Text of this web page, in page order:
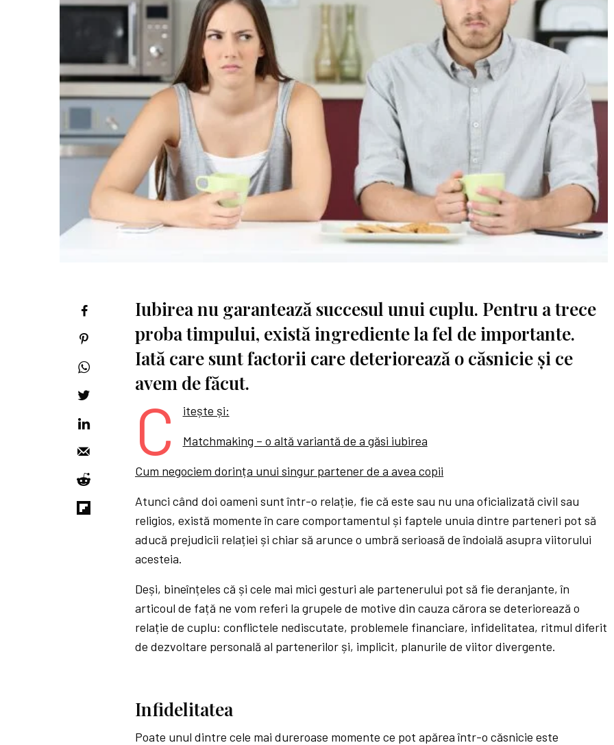
Iubirea nu garantează succesul unui cuplu. Pentru a trece
proba timpului, există ingrediente la fel de importante.
Iată care sunt factorii care deteriorează o căsnicie și ce
avem de făcut.
C
itește și:
Matchmaking – o altă variantă de a găsi iubirea
Cum negociem dorința unui singur partener de a avea copii
Atunci când doi oameni sunt într-o relație, fie că este sau nu una oficializată civil sau
religios, există momente în care comportamentul și faptele unuia dintre parteneri pot să
aducă prejudicii relației și chiar să arunce o umbră serioasă de îndoială asupra viitorului
acesteia.
Deși, bineînțeles că și cele mai mici gesturi ale partenerului pot să fie deranjante, în
articoul de față ne vom referi la grupele de motive din cauza cărora se deteriorează o
relație de cuplu: conflictele nediscutate, problemele financiare, infidelitatea, ritmul diferit
de dezvoltare personală al partenerilor și, implicit, planurile de viitor divergente.
Infidelitatea
Poate unul dintre cele mai dureroase momente ce pot apărea într-o căsnicie este